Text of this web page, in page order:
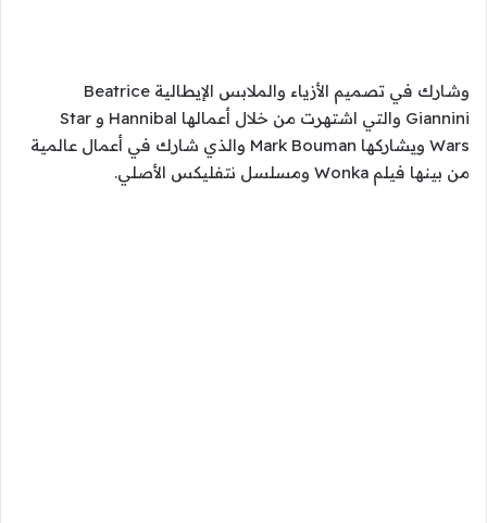
وشارك في تصميم الأزياء والملابس الإيطالية Beatrice
Giannini والتي اشتهرت من خلال أعمالها Hannibal و Star
Wars ويشاركها Mark Bouman والذي شارك في أعمال عالمية
من بينها فيلم Wonka ومسلسل نتفليكس الأصلي.